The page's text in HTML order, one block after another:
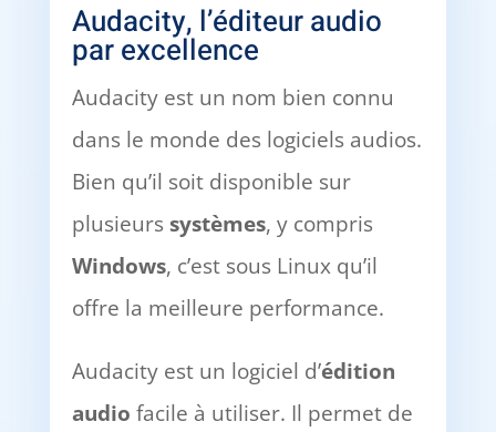
Audacity, l’éditeur audio
par excellence
Audacity est un nom bien connu
dans le monde des logiciels audios.
Bien qu’il soit disponible sur
plusieurs systèmes, y compris
Windows, c’est sous Linux qu’il
offre la meilleure performance.
Audacity est un logiciel d’édition
audio facile à utiliser. Il permet de